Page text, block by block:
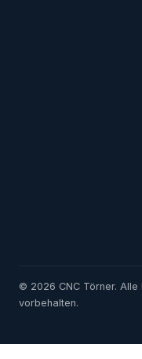
© 2026 CNC Törner. Alle
vorbehalten.